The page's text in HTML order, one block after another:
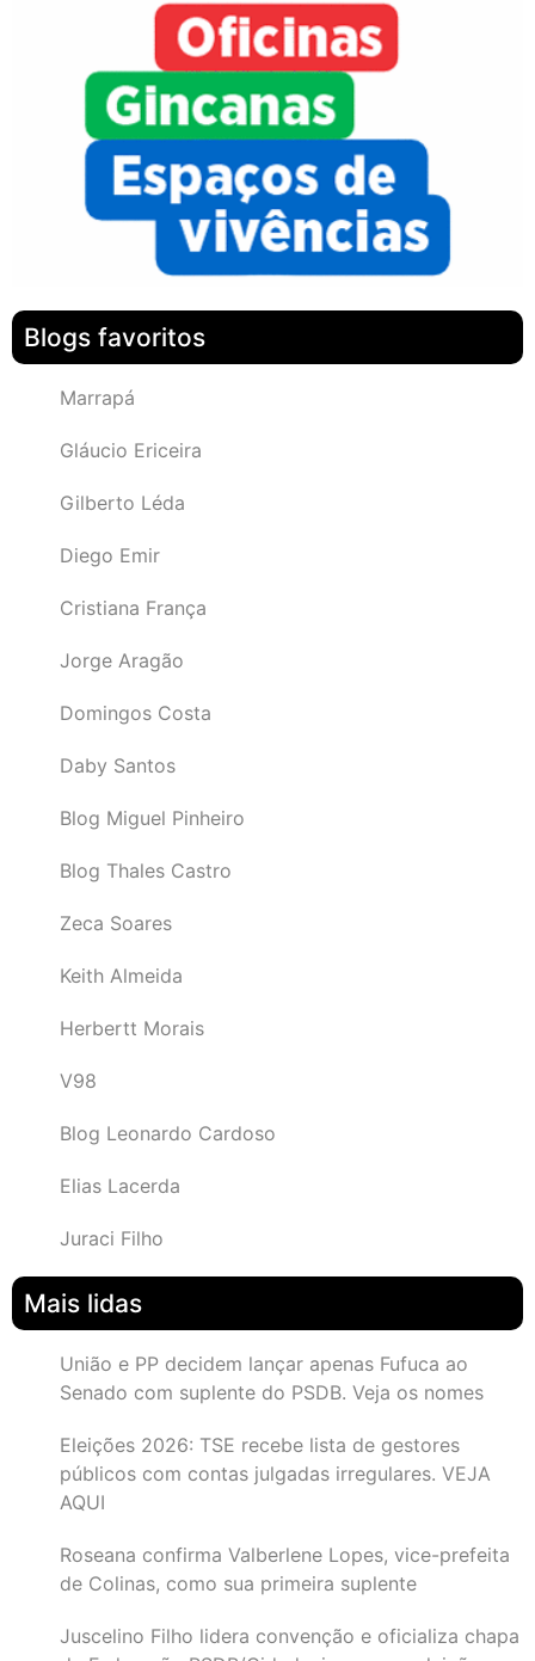
Blogs favoritos
Marrapá
Gláucio Ericeira
Gilberto Léda
Diego Emir
Cristiana França
Jorge Aragão
Domingos Costa
Daby Santos
Blog Miguel Pinheiro
Blog Thales Castro
Zeca Soares
Keith Almeida
Herbertt Morais
V98
Blog Leonardo Cardoso
Elias Lacerda
Juraci Filho
Mais lidas
União e PP decidem lançar apenas Fufuca ao
Senado com suplente do PSDB. Veja os nomes
Eleições 2026: TSE recebe lista de gestores
públicos com contas julgadas irregulares. VEJA
AQUI
Roseana confirma Valberlene Lopes, vice-prefeita
de Colinas, como sua primeira suplente
Juscelino Filho lidera convenção e oficializa chapa